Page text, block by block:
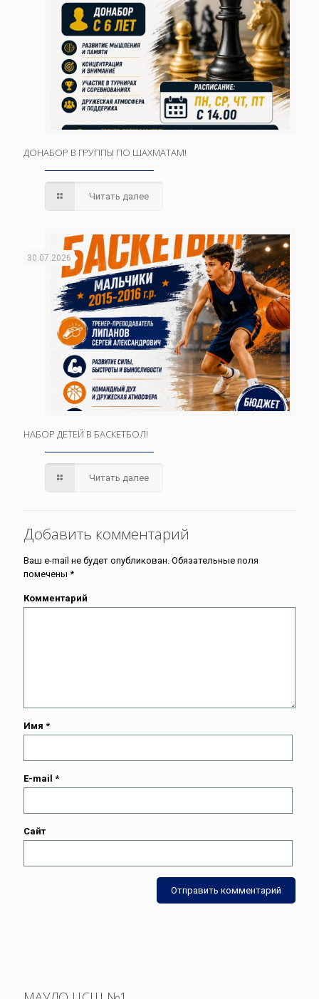
ДОНАБОР В ГРУППЫ ПО ШАХМАТАМ!
Читать далее
30.07.2026
НАБОР ДЕТЕЙ В БАСКЕТБОЛ!
Читать далее
Добавить комментарий
Ваш e-mail не будет опубликован. Обязательные поля
помечены *
Комментарий
Имя *
E-mail *
Сайт